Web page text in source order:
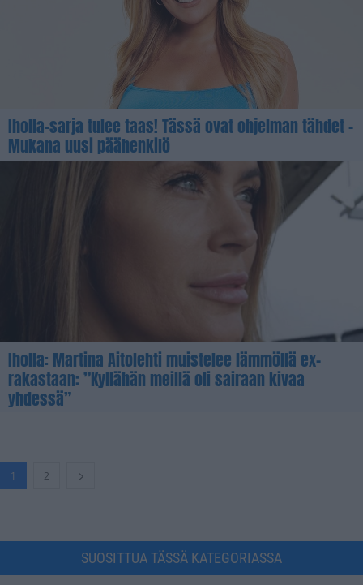
Iholla-sarja tulee taas! Tässä ovat ohjelman tähdet –
Mukana uusi päähenkilö
Iholla: Martina Aitolehti muistelee lämmöllä ex-
rakastaan: ”Kyllähän meillä oli sairaan kivaa
yhdessä”
1 2
SUOSITTUA TÄSSÄ KATEGORIASSA